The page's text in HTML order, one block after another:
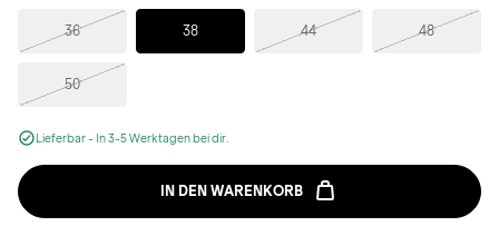
36 38 44 48
50
Lieferbar - In 3-5 Werktagen bei dir.
IN DEN WARENKORB